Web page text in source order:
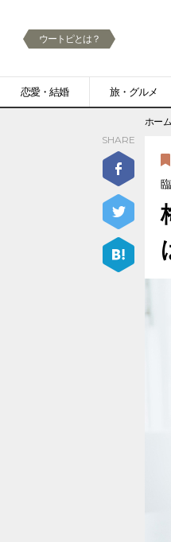
恋愛・結婚 旅・グルメ
ウートピとは？
ホーム
SHARE